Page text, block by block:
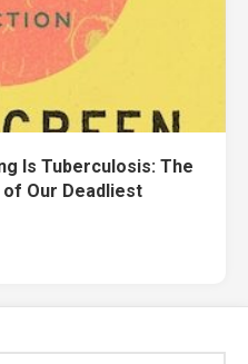
Is Tuberculosis: The
Our Deadliest